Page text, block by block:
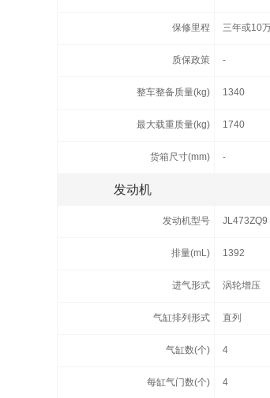
保修里程 三年或10
质保政策 -
整车整备质量(kg) 1340
最大载重质量(kg) 1740
货箱尺寸(mm) -
发动机
发动机型号 JL473ZQ9
排量(mL) 1392
进气形式 涡轮增压
气缸排列形式 直列
气缸数(个) 4
每缸气门数(个) 4